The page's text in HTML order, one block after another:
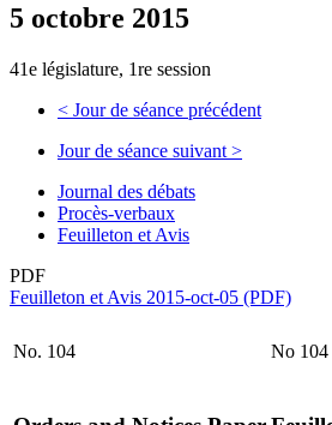
5 octobre 2015
41e législature, 1re session
< Jour de séance précédent
Jour de séance suivant >
Journal des débats
Procès-verbaux
Feuilleton et Avis
PDF
Feuilleton et Avis 2015-oct-05 (PDF)
No. 104 No 104